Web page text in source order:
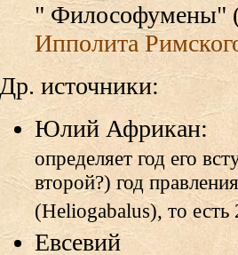
" Философумены"
Ипполита
Др. источники:
Юлий Африкан:
определяет год его
второй?) год
(Heliogabalus), то
Евсевий